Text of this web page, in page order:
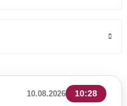
10.08.2026 10:28